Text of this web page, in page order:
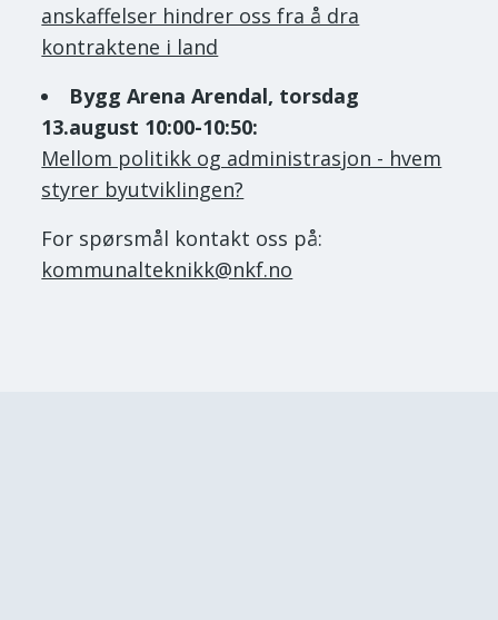
anskaffelser hindrer oss fra å dra
kontraktene i land
Bygg Arena Arendal, torsdag
13.august 10:00-10:50:
Mellom politikk og administrasjon - hvem
styrer byutviklingen?
For spørsmål kontakt oss på:
kommunalteknikk@nkf.no